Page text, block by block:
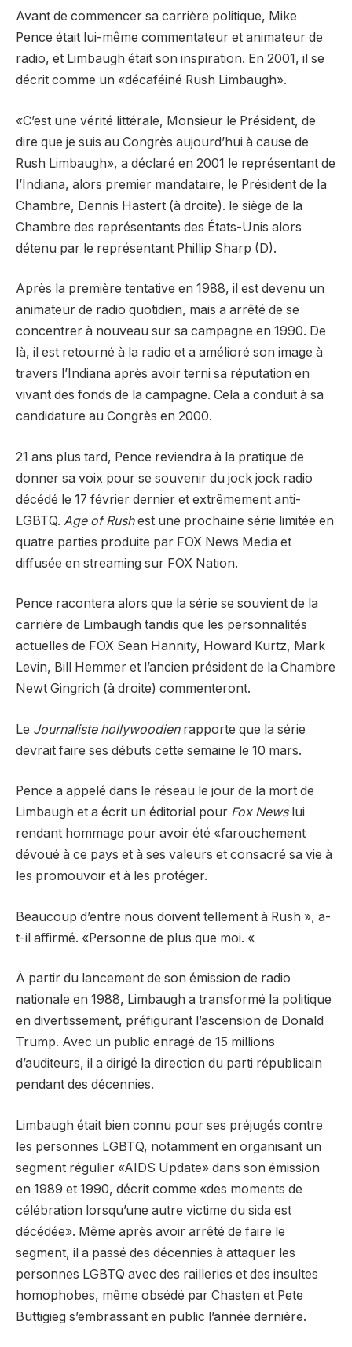
Avant de commencer sa carrière politique, Mike
Pence était lui-même commentateur et animateur de
radio, et Limbaugh était son inspiration. En 2001, il se
décrit comme un «décaféiné Rush Limbaugh».
«C’est une vérité littérale, Monsieur le Président, de
dire que je suis au Congrès aujourd’hui à cause de
Rush Limbaugh», a déclaré en 2001 le représentant de
l’Indiana, alors premier mandataire, le Président de la
Chambre, Dennis Hastert (à droite). le siège de la
Chambre des représentants des États-Unis alors
détenu par le représentant Phillip Sharp (D).
Après la première tentative en 1988, il est devenu un
animateur de radio quotidien, mais a arrêté de se
concentrer à nouveau sur sa campagne en 1990. De
là, il est retourné à la radio et a amélioré son image à
travers l’Indiana après avoir terni sa réputation en
vivant des fonds de la campagne. Cela a conduit à sa
candidature au Congrès en 2000.
21 ans plus tard, Pence reviendra à la pratique de
donner sa voix pour se souvenir du jock jock radio
décédé le 17 février dernier et extrêmement anti-
LGBTQ. Age of Rushest une prochaine série limitée en
quatre parties produite par FOX News Media et
diffusée en streaming sur FOX Nation.
Pence racontera alors que la série se souvient de la
carrière de Limbaugh tandis que les personnalités
actuelles de FOX Sean Hannity, Howard Kurtz, Mark
Levin, Bill Hemmer et l’ancien président de la Chambre
Newt Gingrich (à droite) commenteront.
Le Journaliste hollywoodien rapporte que la série
devrait faire ses débuts cette semaine le 10 mars.
Pence a appelé dans le réseau le jour de la mort de
Limbaugh et a écrit un éditorial pour Fox Newslui
rendant hommage pour avoir été «farouchement
dévoué à ce pays et à ses valeurs et consacré sa vie à
les promouvoir et à les protéger.
Beaucoup d’entre nous doivent tellement à Rush », a-
t-il affirmé. «Personne de plus que moi. «
À partir du lancement de son émission de radio
nationale en 1988, Limbaugh a transformé la politique
en divertissement, préfigurant l’ascension de Donald
Trump. Avec un public enragé de 15 millions
d’auditeurs, il a dirigé la direction du parti républicain
pendant des décennies.
Limbaugh était bien connu pour ses préjugés contre
les personnes LGBTQ, notamment en organisant un
segment régulier «AIDS Update» dans son émission
en 1989 et 1990, décrit comme «des moments de
célébration lorsqu’une autre victime du sida est
décédée». Même après avoir arrêté de faire le
segment, il a passé des décennies à attaquer les
personnes LGBTQ avec des railleries et des insultes
homophobes, même obsédé par Chasten et Pete
Buttigieg s’embrassant en public l’année dernière.